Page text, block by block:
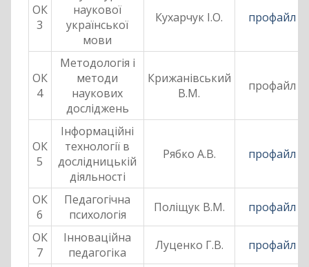
ОК
3
наукової
української
мови
Кухарчук І.О. профайл
ОК
4
Методологія і
методи
наукових
досліджень
Крижанівський
В.М.
профайл
ОК
5
Інформаційні
технології в
дослідницькій
діяльності
Рябко А.В. профайл
ОК
6
Педагогічна
психологія
Поліщук В.М.
профайл
ОК
7
Інноваційна
педагогіка
Луценко Г.В. профайл